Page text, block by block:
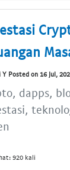
Y Posted on 16 Jul,
dapps,
920 kali